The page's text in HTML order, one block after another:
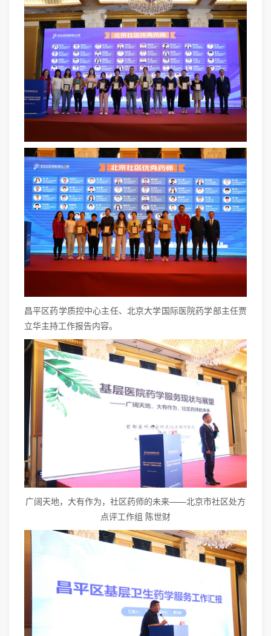
昌平区药学质控中心主任、北京大学国际医院药学部主任贾
立华主持工作报告内容。
广阔天地，大有作为，社区药师的未来——北京市社区处方
点评工作组 陈世财